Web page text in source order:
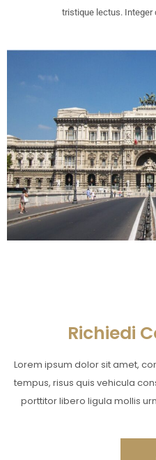
tristique lectus. Integer
Richiedi
Lorem ipsum dolor sit amet,
tempus, risus quis vehicula
porttitor libero ligula mollis